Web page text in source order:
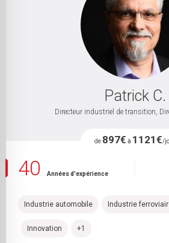
Patrick C.
Directeur industriel de transition,
de 897€ à 1121€/
40 Années d'expérience
Industrie automobile Industrie
Innovation +1